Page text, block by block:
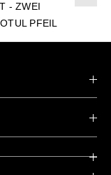
- ZWEI
PFEIL